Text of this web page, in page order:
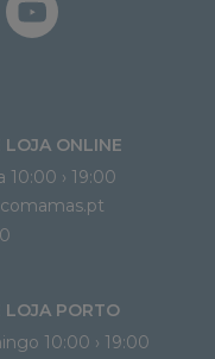
LOJA ONLINE
10:00 › 19:00
LOJA PORTO
10:00 › 19:00